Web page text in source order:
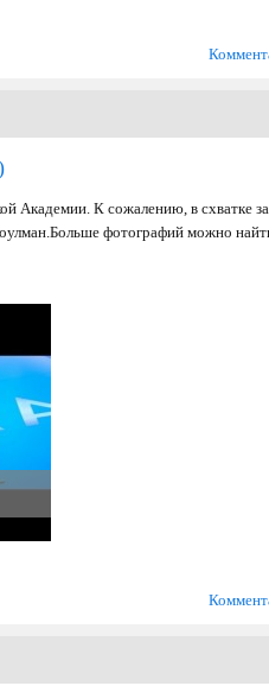
Академии. К сожалению, в схватке за
фотографий можно